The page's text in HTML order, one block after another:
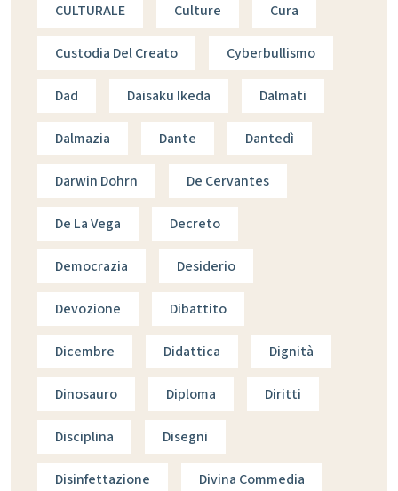
CULTURALE Culture Cura
Custodia Del Creato Cyberbullismo
Dad Daisaku Ikeda Dalmati
Dalmazia Dante Dantedì
Darwin Dohrn De Cervantes
De La Vega Decreto
Democrazia Desiderio
Devozione Dibattito
Dicembre Didattica Dignità
Dinosauro Diploma Diritti
Disciplina Disegni
Disinfettazione Divina Commedia